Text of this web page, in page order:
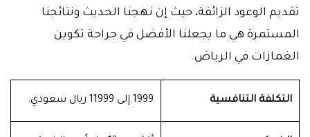
تقديم الوعود الزائفة، حيث إن نهجنا الحديث ونتائجنا
المستمرة هي ما يجعلنا الأفضل في جراحة تكوين
الغمازات في الرياض.
التكلفة التنافسية 1999 إلى 11999 ريال سعودي.